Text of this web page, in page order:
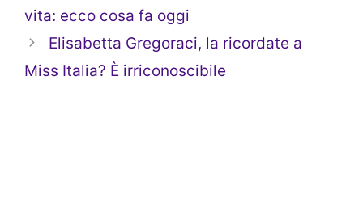
vita: ecco cosa fa oggi
Elisabetta Gregoraci, la ricordate a
Miss Italia? È irriconoscibile